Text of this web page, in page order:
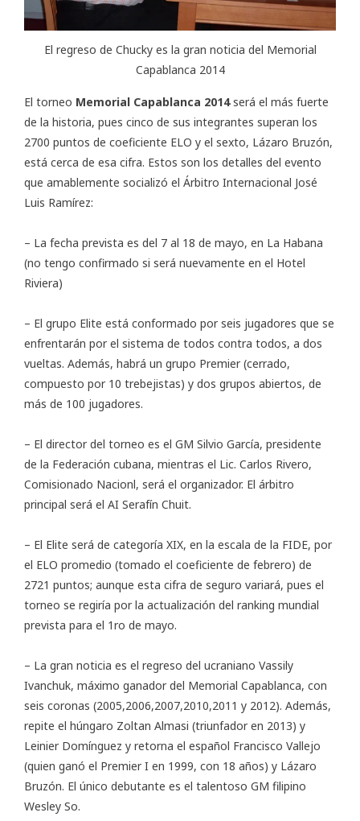
El regreso de Chucky es la gran noticia del Memorial
Capablanca 2014
El torneo Memorial Capablanca 2014será el más fuerte
de la historia, pues cinco de sus integrantes superan los
2700 puntos de coeficiente ELO y el sexto, Lázaro Bruzón,
está cerca de esa cifra. Estos son los detalles del evento
que amablemente socializó el Árbitro Internacional José
Luis Ramírez:
– La fecha prevista es del 7 al 18 de mayo, en La Habana
(no tengo confirmado si será nuevamente en el Hotel
Riviera)
– El grupo Elite está conformado por seis jugadores que se
enfrentarán por el sistema de todos contra todos, a dos
vueltas. Además, habrá un grupo Premier (cerrado,
compuesto por 10 trebejistas) y dos grupos abiertos, de
más de 100 jugadores.
– El director del torneo es el GM Silvio García, presidente
de la Federación cubana, mientras el Lic. Carlos Rivero,
Comisionado Nacionl, será el organizador. El árbitro
principal será el AI Serafín Chuit.
– El Elite será de categoría XIX, en la escala de la FIDE, por
el ELO promedio (tomado el coeficiente de febrero) de
2721 puntos; aunque esta cifra de seguro variará, pues el
torneo se regiría por la actualización del ranking mundial
prevista para el 1ro de mayo.
– La gran noticia es el regreso del ucraniano Vassily
Ivanchuk, máximo ganador del Memorial Capablanca, con
seis coronas (2005,2006,2007,2010,2011 y 2012). Además,
repite el húngaro Zoltan Almasi (triunfador en 2013) y
Leinier Domínguez y retorna el español Francisco Vallejo
(quien ganó el Premier I en 1999, con 18 años) y Lázaro
Bruzón. El único debutante es el talentoso GM filipino
Wesley So.